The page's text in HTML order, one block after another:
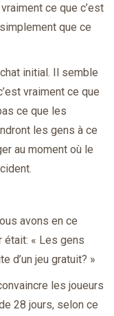
ce que c’est
que ce
initial. Il semble
vraiment ce que
ce que les
les gens à ce
au moment où le
avons en ce
était: « Les gens
d’un jeu gratuit? »
les joueurs
28 jours, selon ce